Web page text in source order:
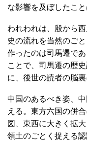
な影響を及ぼしたこと
われわれは、殷から
史の流れを当然のご
作ったのは司馬遷で
ことで、司馬遷の歴
に、後世の読者の脳裏
中国のあるべき姿、
える。東方六国の併
図、東西に大きく拡
領土のごとく捉える